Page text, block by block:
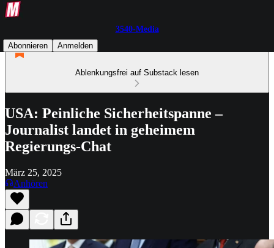
3540-Media
Abonnieren
Anmelden
Ablenkungsfrei auf Substack lesen
USA: Peinliche Sicherheitspanne –
Journalist landet in geheimem
Regierungs-Chat
März 25, 2025
Anhören